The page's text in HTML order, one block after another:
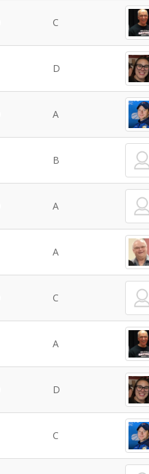
C
D
A
B
A
A
C
A
D
C